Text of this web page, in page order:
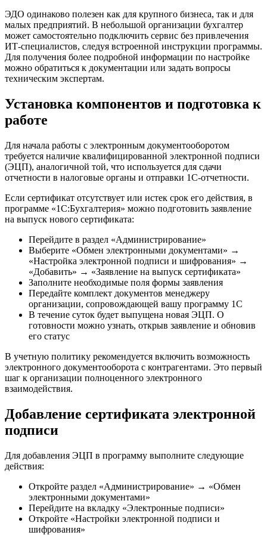
ЭДО одинаково полезен как для крупного бизнеса, так и для
малых предприятий. В небольшой организации бухгалтер
может самостоятельно подключить сервис без привлечения
ИТ-специалистов, следуя встроенной инструкции программы.
Для получения более подробной информации по настройке
можно обратиться к документации или задать вопросы
техническим экспертам.
Установка компонентов и подготовка к
работе
Для начала работы с электронным документооборотом
требуется наличие квалифицированной электронной подписи
(ЭЦП), аналогичной той, что используется для сдачи
отчетности в налоговые органы и отправки 1С-отчетности.
Если сертификат отсутствует или истек срок его действия, в
программе «1С:Бухгалтерия» можно подготовить заявление
на выпуск нового сертификата:
Перейдите в раздел «Администрирование»
Выберите «Обмен электронными документами» →
«Настройка электронной подписи и шифрования» →
«Добавить» → «Заявление на выпуск сертификата»
Заполните необходимые поля формы заявления
Передайте комплект документов менеджеру
организации, сопровождающей вашу программу 1С
В течение суток будет выпущена новая ЭЦП. О
готовности можно узнать, открыв заявление и обновив
его статус
В учетную политику рекомендуется включить возможность
электронного документооборота с контрагентами. Это первый
шаг к организации полноценного электронного
взаимодействия.
Добавление сертификата электронной
подписи
Для добавления ЭЦП в программу выполните следующие
действия:
Откройте раздел «Администрирование» → «Обмен
электронными документами»
Перейдите на вкладку «Электронные подписи»
Откройте «Настройки электронной подписи и
шифрования»